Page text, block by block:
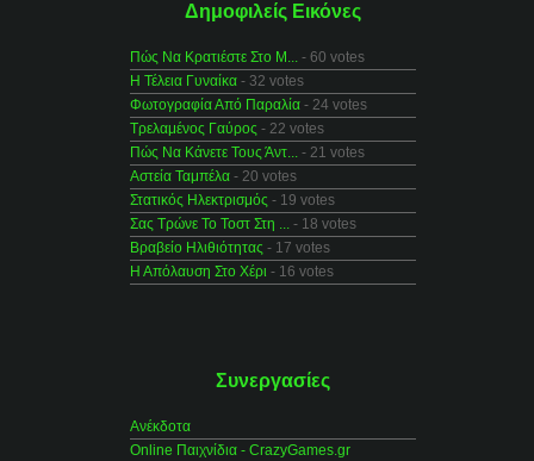
Δημοφιλείς Εικόνες
Πώς Να Κρατιέστε Στο Μ... - 60 votes
Η Τέλεια Γυναίκα - 32 votes
Φωτογραφία Από Παραλία - 24 votes
Τρελαμένος Γαύρος - 22 votes
Πώς Να Κάνετε Τους Άντ... - 21 votes
Αστεία Ταμπέλα - 20 votes
Στατικός Ηλεκτρισμός - 19 votes
Σας Τρώνε Το Τοστ Στη ... - 18 votes
Βραβείο Ηλιθιότητας - 17 votes
Η Απόλαυση Στο Χέρι - 16 votes
Συνεργασίες
Ανέκδοτα
Online Παιχνίδια - CrazyGames.gr